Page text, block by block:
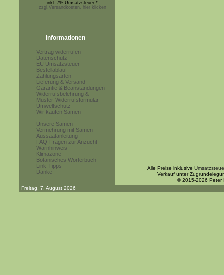
inkl. 7% Umsatzsteuer *
zzgl.Versandkosten, hier klicken
Informationen
Vertrag widerrufen
Datenschutz
EU Umsatzsteuer
Bestellablauf
Zahlungsarten
Lieferung & Versand
Garantie & Beanstandungen
Widerrufsbelehrung &
Muster-Widerrufsformular
Umweltschutz
Wir kaufen Samen
------------------------
Unsere Samen
Vermehrung mit Samen
Aussaatanleitung
FAQ-Fragen zur Anzucht
Warnhinweis
Klimazone
Botanisches Wörterbuch
Link-Tipps
Danke
Alle Preise inklusive
Verkauf unter
© 2015-2026 Peter
Freitag, 7. August 2026